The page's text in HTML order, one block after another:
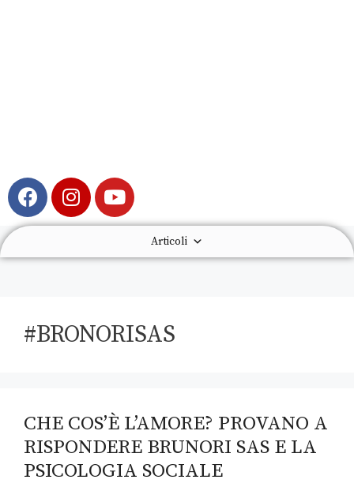
Articoli
#BRONORISAS
CHE COS’È L’AMORE? PROVANO A
RISPONDERE BRUNORI SAS E LA
PSICOLOGIA SOCIALE